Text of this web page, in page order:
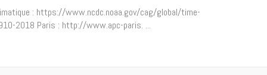
: https://www.ncdc.noaa.gov/cag/global/time-
2018 Paris : http://www.apc-paris. ...